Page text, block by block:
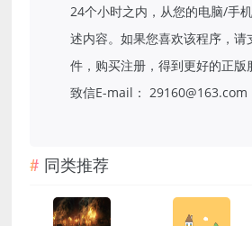
24个小时之内，从您的电脑/手
述内容。如果您喜欢该程序，请
件，购买注册，得到更好的正版
致信E-mail： 29160@163.com
同类推荐